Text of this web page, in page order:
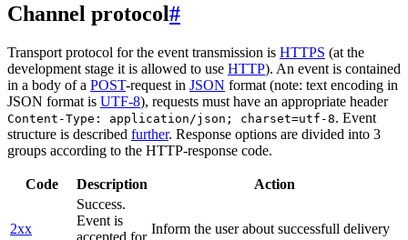
Channel protocol#
Transport protocol for the event transmission is HTTPS (at the
development stage it is allowed to use HTTP). An event is contained
in a body of a POST-request in JSON format (note: text encoding in
JSON format is UTF-8), requests must have an appropriate header
Content-Type: application/json; charset=utf-8. Event
structure is described further. Response options are divided into 3
groups according to the HTTP-response code.
Code Description Action
2xx
Success.
Event is
accepted for
Inform the user about successfull delivery